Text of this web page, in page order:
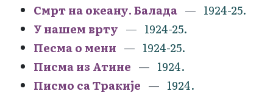
Смрт на океану. Балада
1924-25.
У нашем врту
1924-25.
Песма о мени
1924-25.
Писма из Атине
1924.
Писмо са Тракије
1924.